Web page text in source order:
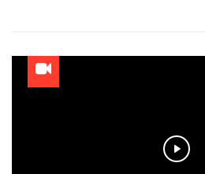
Play